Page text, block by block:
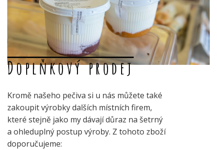
Doplňkový prodej
Kromě našeho pečiva si u nás můžete také
zakoupit výrobky dalších místních firem,
které stejně jako my dávají důraz na šetrný
a ohleduplný postup výroby. Z tohoto zboží
doporučujeme: